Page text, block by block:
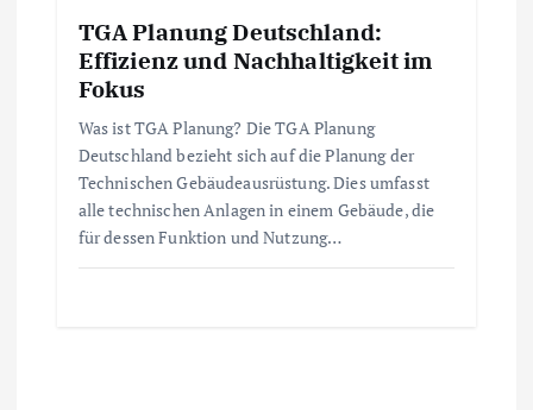
TGA Planung Deutschland:
Effizienz und Nachhaltigkeit im
Fokus
Was ist TGA Planung? Die TGA Planung
Deutschland bezieht sich auf die Planung der
Technischen Gebäudeausrüstung. Dies umfasst
alle technischen Anlagen in einem Gebäude, die
für dessen Funktion und Nutzung…